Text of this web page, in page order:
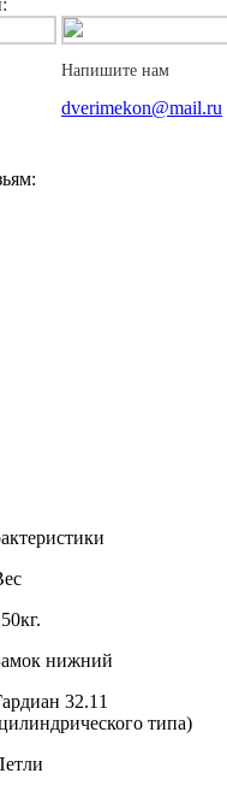
Напишите нам
dverimekon@mail.ru
нижний
32.11
типа)